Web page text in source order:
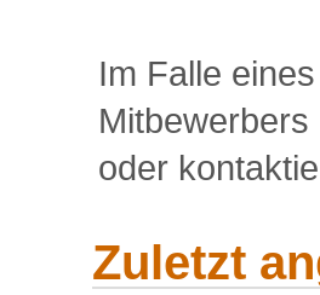
Im Falle
oder
Zuletzt